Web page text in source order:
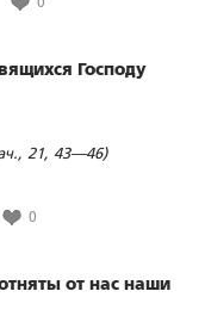
Господу
21, 43—46)
0
от нас наши